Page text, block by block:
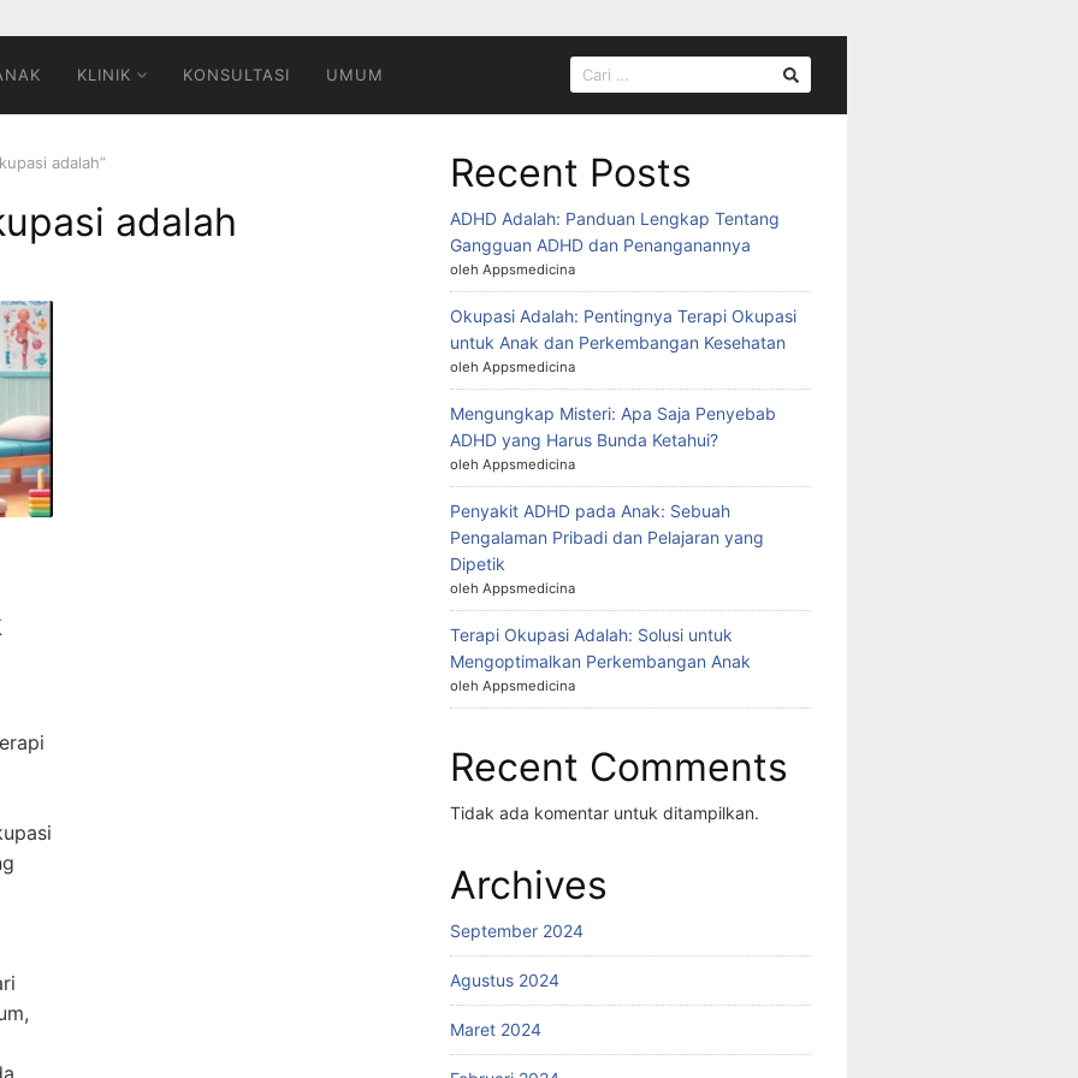
KLINIK KONSULTASI UMUM
CARI
UNTUK:
adalah”
adalah
Recent Posts
ADHD Adalah: Panduan Lengkap Tentang
Gangguan ADHD dan Penanganannya
oleh Appsmedicina
Okupasi Adalah: Pentingnya Terapi Okupasi
untuk Anak dan Perkembangan Kesehatan
oleh Appsmedicina
Mengungkap Misteri: Apa Saja Penyebab
ADHD yang Harus Bunda Ketahui?
oleh Appsmedicina
Penyakit ADHD pada Anak: Sebuah
Pengalaman Pribadi dan Pelajaran yang
Dipetik
oleh Appsmedicina
Terapi Okupasi Adalah: Solusi untuk
Mengoptimalkan Perkembangan Anak
oleh Appsmedicina
Recent Comments
Tidak ada komentar untuk ditampilkan.
Archives
September 2024
Agustus 2024
Maret 2024